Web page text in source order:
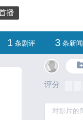
播
1 条剧评 3条新闻
评分